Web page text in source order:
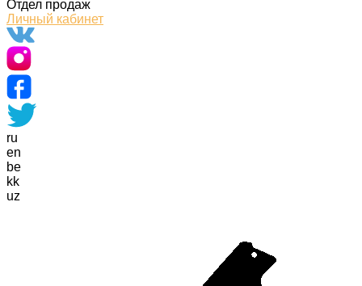
Отдел продаж
Личный кабинет
ru
en
be
kk
uz